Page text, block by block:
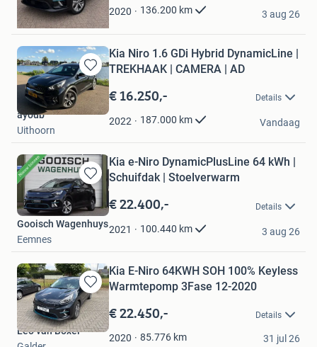
2020 136.200 km
jack1
Groenlo
3 aug 26
Bewaren
in
Mijn
Favorieten
Kia Niro 1.6 GDi Hybrid DynamicLine |
TREKHAAK | CAMERA | AD
€ 16.250,- Details
2022 187.000 km
ayoub
Uithoorn
Vandaag
Bewaren
Mijn
Favorieten
Kia e-Niro DynamicPlusLine 64 kWh |
Schuifdak | Stoelverwarm
€ 22.400,- Details
2021 100.440 km
Gooisch Wagenhuys
Eemnes
3 aug 26
Bewaren
in
Mijn
Favorieten
Kia E-Niro 64KWH SOH 100% Keyless
Warmtepomp 3Fase 12-2020
€ 22.450,- Details
2020 85.776 km
Leo van Boxel
31 jul 26